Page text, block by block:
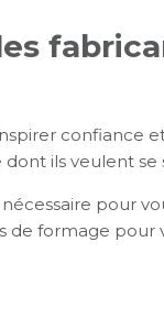
confiance
ils veulent se
pour
formage